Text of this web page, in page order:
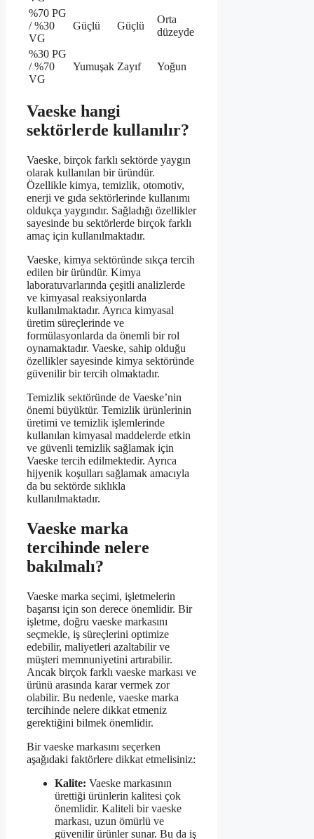
%70 PG
/ %30
VG
Güçlü Güçlü
Orta
düzeyde
%30 PG
/ %70
VG
Yumuşak Zayıf Yoğun
Vaeske hangi
sektörlerde kullanılır?
Vaeske, birçok farklı sektörde yaygın
olarak kullanılan bir üründür.
Özellikle kimya, temizlik, otomotiv,
enerji ve gıda sektörlerinde kullanımı
oldukça yaygındır. Sağladığı özellikler
sayesinde bu sektörlerde birçok farklı
amaç için kullanılmaktadır.
Vaeske, kimya sektöründe sıkça tercih
edilen bir üründür. Kimya
laboratuvarlarında çeşitli analizlerde
ve kimyasal reaksiyonlarda
kullanılmaktadır. Ayrıca kimyasal
üretim süreçlerinde ve
formülasyonlarda da önemli bir rol
oynamaktadır. Vaeske, sahip olduğu
özellikler sayesinde kimya sektöründe
güvenilir bir tercih olmaktadır.
Temizlik sektöründe de Vaeske’nin
önemi büyüktür. Temizlik ürünlerinin
üretimi ve temizlik işlemlerinde
kullanılan kimyasal maddelerde etkin
ve güvenli temizlik sağlamak için
Vaeske tercih edilmektedir. Ayrıca
hijyenik koşulları sağlamak amacıyla
da bu sektörde sıklıkla
kullanılmaktadır.
Vaeske marka
tercihinde nelere
bakılmalı?
Vaeske marka seçimi, işletmelerin
başarısı için son derece önemlidir. Bir
işletme, doğru vaeske markasını
seçmekle, iş süreçlerini optimize
edebilir, maliyetleri azaltabilir ve
müşteri memnuniyetini artırabilir.
Ancak birçok farklı vaeske markası ve
ürünü arasında karar vermek zor
olabilir. Bu nedenle, vaeske marka
tercihinde nelere dikkat etmeniz
gerektiğini bilmek önemlidir.
Bir vaeske markasını seçerken
aşağıdaki faktörlere dikkat etmelisiniz:
Kalite: Vaeske markasının
ürettiği ürünlerin kalitesi çok
önemlidir. Kaliteli bir vaeske
markası, uzun ömürlü ve
güvenilir ürünler sunar. Bu da iş